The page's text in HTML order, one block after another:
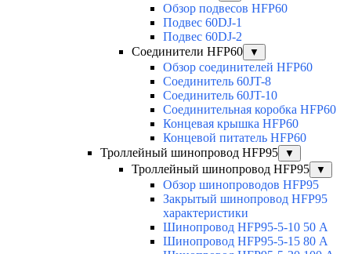
Обзор подвесов HFP60
Подвес 60DJ-1
Подвес 60DJ-2
Соединители HFP60
▼
Обзор соединителей HFP60
Соединитель 60JT-8
Соединитель 60JT-10
Соединительная коробка HFP60
Концевая крышка HFP60
Концевой питатель HFP60
Троллейный шинопровод HFP95
▼
Троллейный шинопровод HFP95 ▼
Обзор шинопроводов HFP95
Закрытый шинопровод HFP95
характеристики
Шинопровод HFP95-5-10 50 А
Шинопровод HFP95-5-15 80 А